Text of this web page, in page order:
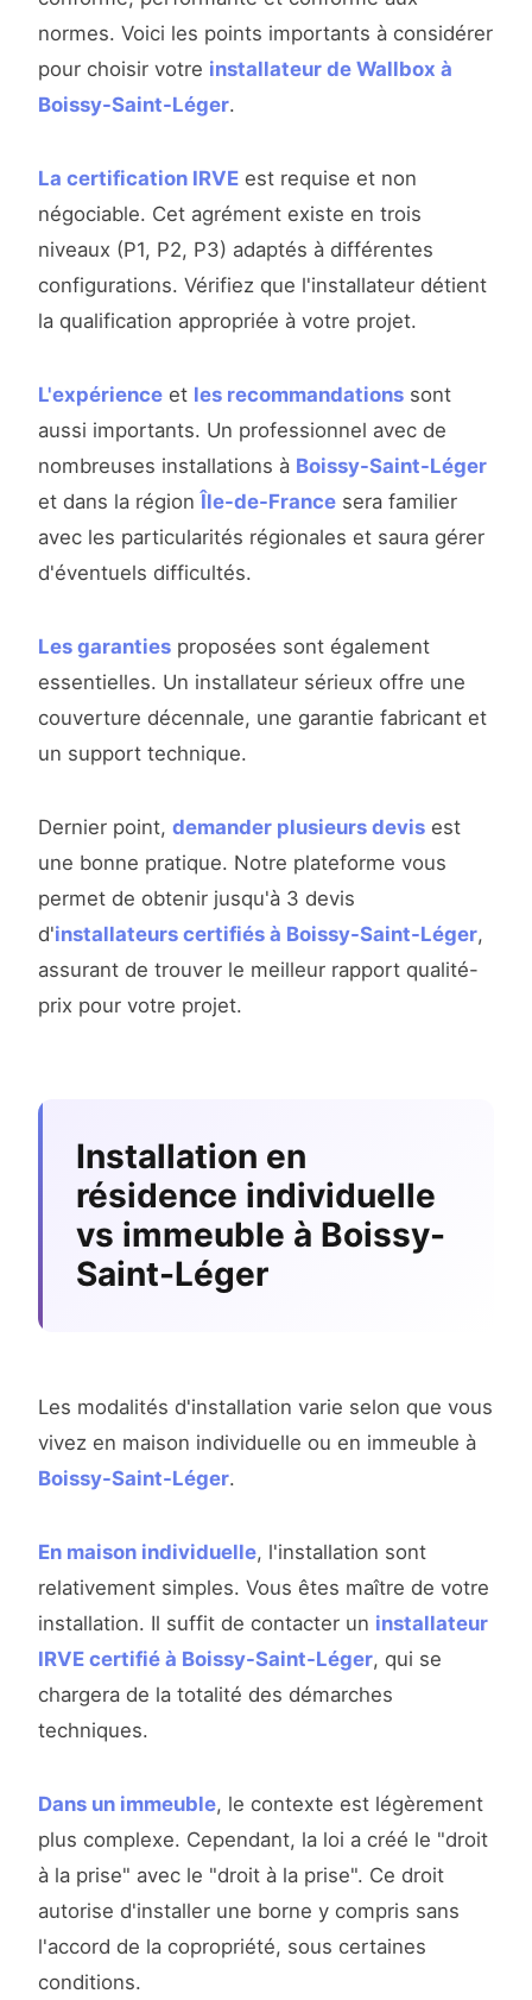
normes. Voici les points importants à considérer
pour choisir votre installateur de Wallbox à
Boissy-Saint-Léger.
La certification IRVE est requise et non
négociable. Cet agrément existe en trois
niveaux (P1, P2, P3) adaptés à différentes
configurations. Vérifiez que l'installateur détient
la qualification appropriée à votre projet.
L'expérience et les recommandations sont
aussi importants. Un professionnel avec de
nombreuses installations à Boissy-Saint-Léger
et dans la région Île-de-France sera familier
avec les particularités régionales et saura gérer
d'éventuels difficultés.
Les garanties proposées sont également
essentielles. Un installateur sérieux offre une
couverture décennale, une garantie fabricant et
un support technique.
Dernier point, demander plusieurs devis est
une bonne pratique. Notre plateforme vous
permet de obtenir jusqu'à 3 devis
d'installateurs certifiés à Boissy-Saint-Léger,
assurant de trouver le meilleur rapport qualité-
prix pour votre projet.
Installation en
résidence individuelle
vs immeuble à Boissy-
Saint-Léger
Les modalités d'installation varie selon que vous
vivez en maison individuelle ou en immeuble à
Boissy-Saint-Léger.
En maison individuelle, l'installation sont
relativement simples. Vous êtes maître de votre
installation. Il suffit de contacter un installateur
IRVE certifié à Boissy-Saint-Léger, qui se
chargera de la totalité des démarches
techniques.
Dans un immeuble, le contexte est légèrement
plus complexe. Cependant, la loi a créé le "droit
à la prise" avec le "droit à la prise". Ce droit
autorise d'installer une borne y compris sans
l'accord de la copropriété, sous certaines
conditions.